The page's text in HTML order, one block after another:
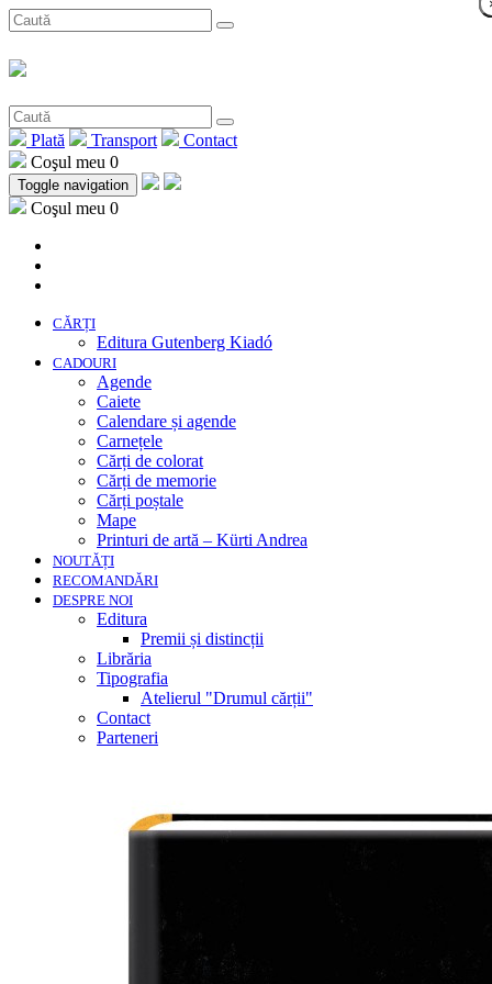
Plată Transport
Contact
Coşul meu 0
Toggle navigation
Coşul meu 0
CĂRȚI
Editura Gutenberg Kiadó
CADOURI
Agende
Caiete
Calendare și agende
Carnețele
Cărți de colorat
Cărți de memorie
Cărți poștale
Mape
Printuri de artă – Kürti Andrea
NOUTĂȚI
RECOMANDĂRI
DESPRE NOI
Editura
Premii și distincții
Librăria
Tipografia
Atelierul "Drumul cărții"
Contact
Parteneri